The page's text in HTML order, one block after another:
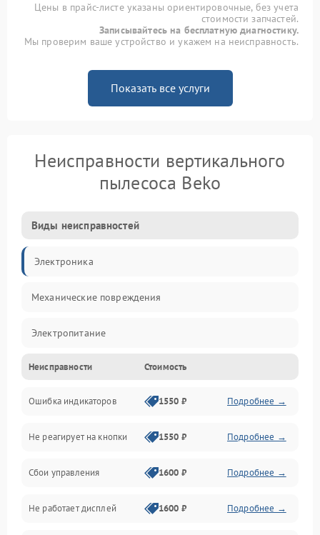
Цены в прайс-листе указаны ориентировочные, без учета
стоимости запчастей.
Записывайтесь на бесплатную диагностику.
Мы проверим ваше устройство и укажем на неисправность.
Показать все услуги
Неисправности вертикального
пылесоса Beko
Виды неисправностей
Электроника
Механические повреждения
Электропитание
Механика
Аккумулятор
Работа системы
Всасывание
Засор
Неисправности Стоимость
Ошибка индикаторов 1550 ₽ Подробнее →
Не реагирует на кнопки 1550 ₽ Подробнее →
Сбои управления 1600 ₽ Подробнее →
Не работает дисплей 1600 ₽ Подробнее →